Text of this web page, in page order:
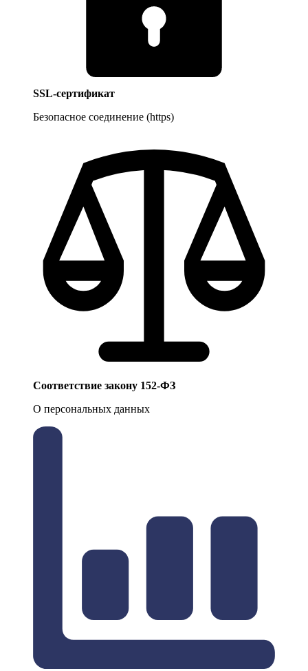
SSL-сертификат
Безопасное соединение (https)
Соответствие закону 152-ФЗ
О персональных данных